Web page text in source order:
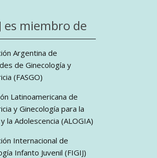
es miembro de
Argentina de
de Ginecología y
(FASGO)
Latinoamericana de
y Ginecología para la
la Adolescencia (ALOGIA)
Internacional de
Infanto Juvenil (FIGIJ)